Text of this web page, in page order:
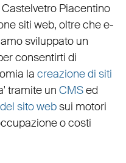
Piacentino
siti web, oltre chee-
sviluppato un
consentirti di
la creazione di siti
tramite un CMSed
sito websui motori
o costi